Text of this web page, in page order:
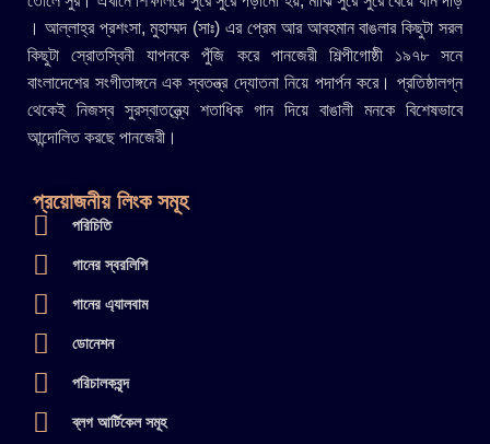
। আল্লাহ্র প্রশংসা, মুহাম্মদ (সাঃ) এর প্রেম আর আবহমান বাঙলার কিছুটা সরল
কিছুটা স্রোতস্বিনী যাপনকে পুঁজি করে পানজেরী শিল্পীগোষ্ঠী ১৯৭৮ সনে
বাংলাদেশের সংগীতাঙ্গনে এক স্বতন্ত্র দ্যোতনা নিয়ে পদার্পন করে। প্রতিষ্ঠালগ্ন
থেকেই নিজস্ব সুরস্বাতন্ত্র্যে শতাধিক গান দিয়ে বাঙালী মনকে বিশেষভাবে
আন্দোলিত করছে পানজেরী।
প্রয়োজনীয় লিংক সমূহ
পরিচিতি
গানের স্বরলিপি
গানের এ্যালবাম
ডোনেশন
পরিচালকবৃন্দ
ব্লগ আর্টিকেল সমূহ